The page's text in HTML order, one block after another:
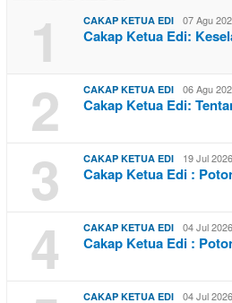
1 CAKAP KETUA EDI 07 Agu
Cakap Ketua Edi:
2 CAKAP KETUA EDI 06 Agu
Cakap Ketua Edi:
3 CAKAP KETUA EDI 19 Jul
Cakap Ketua Edi :
4 CAKAP KETUA EDI 04 Jul
Cakap Ketua Edi :
CAKAP KETUA EDI 04 Jul